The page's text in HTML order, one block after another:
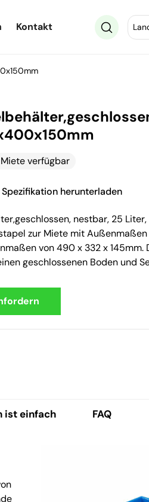
Kontakt
verfügbar
Spezifikation herunterladen
nestbar, 25
zur Miete mit
von 490 x 332 x 145mm.
geschlossenen Boden und
ist einfach FAQ